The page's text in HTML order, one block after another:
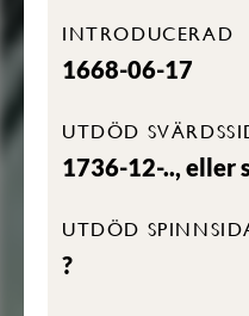
INTRODUCERAD
1668-06-17
UTDÖD
1736-12-.., eller
UTDÖD
?